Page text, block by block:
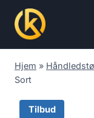
content
Hjem »
Sort
Tilbud